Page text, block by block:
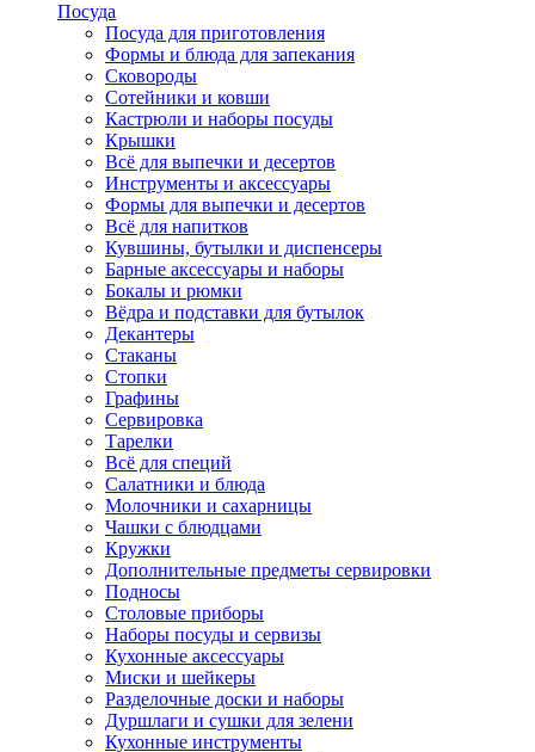
Посуда
Посуда для приготовления
Формы и блюда для запекания
Сковороды
Сотейники и ковши
Кастрюли и наборы посуды
Крышки
Всё для выпечки и десертов
Инструменты и аксессуары
Формы для выпечки и десертов
Всё для напитков
Кувшины, бутылки и диспенсеры
Барные аксессуары и наборы
Бокалы и рюмки
Вёдра и подставки для бутылок
Декантеры
Стаканы
Стопки
Графины
Сервировка
Тарелки
Всё для специй
Салатники и блюда
Молочники и сахарницы
Чашки с блюдцами
Кружки
Дополнительные предметы сервировки
Подносы
Столовые приборы
Наборы посуды и сервизы
Кухонные аксессуары
Миски и шейкеры
Разделочные доски и наборы
Дуршлаги и сушки для зелени
Кухонные инструменты